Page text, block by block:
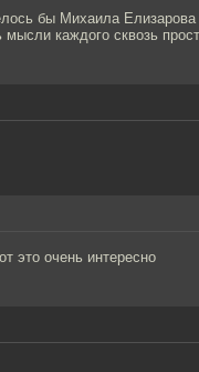
бы Михаила
каждого сквозь
это очень интересно